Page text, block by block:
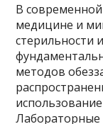
В
медицине и
стерильности
методов
использование
Лабораторные